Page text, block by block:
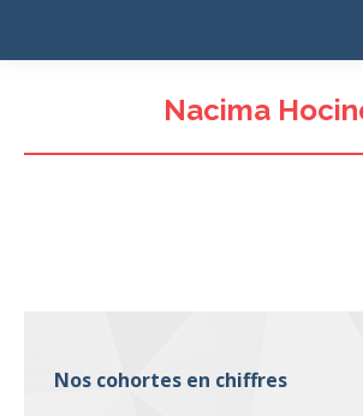
Nacima
Nos cohortes en chiffres